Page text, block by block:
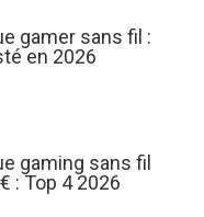
gamer sans fil :
en 2026
gaming sans fil
: Top 4 2026